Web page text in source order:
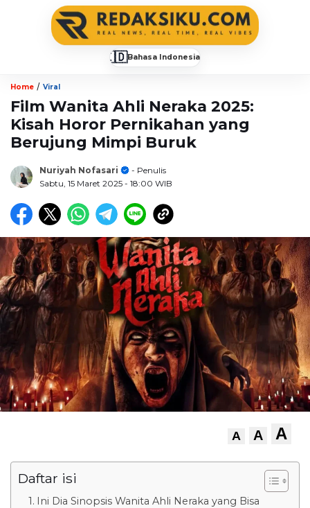
🇮🇩Bahasa Indonesia
Home / Viral
Film Wanita Ahli Neraka 2025:
Kisah Horor Pernikahan yang
Berujung Mimpi Buruk
Nuriyah Nofasari
- Penulis
Sabtu, 15 Maret 2025 - 18:00 WIB
A A A
Daftar isi
Ini Dia Sinopsis Wanita Ahli Neraka yang Bisa